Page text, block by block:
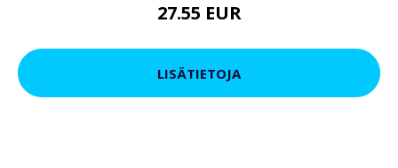
27.55 EUR
LISÄTIETOJA